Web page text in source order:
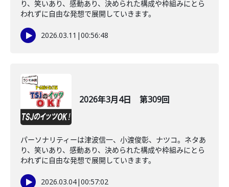
り、笑いあり、感動あり、決められた構成や枠組みにとら
われずに自由な発想で展開していきます。
2026.03.11 |00:56:48
2026年3月4日 第309回
パーソナリティーは津波信一、小渡俊彰、ナツコ。ネタあ
り、笑いあり、感動あり、決められた構成や枠組みにとら
われずに自由な発想で展開していきます。
2026.03.04|00:57:02